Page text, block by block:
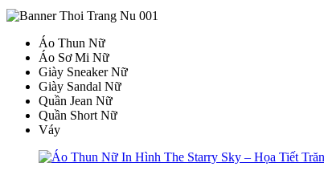
Áo Thun Nữ
Áo Sơ Mi Nữ
Giày Sneaker Nữ
Giày Sandal Nữ
Quần Jean Nữ
Quần Short Nữ
Váy